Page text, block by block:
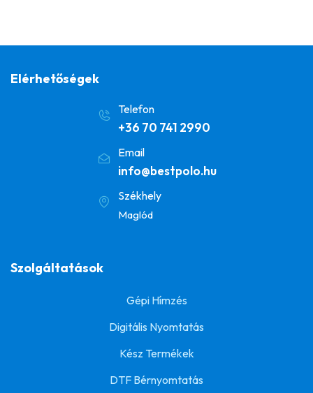
Elérhetőségek
Telefon
+36 70 741 2990
Email
info@bestpolo.hu
Székhely
Maglód
Szolgáltatások
Gépi Hímzés
Digitális Nyomtatás
Kész Termékek
DTF Bérnyomtatás